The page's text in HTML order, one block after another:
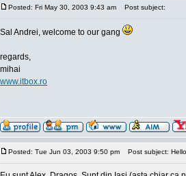
Posted: Fri May 30, 2003 9:43 am Post subject:
Sal Andrei, welcome to our gang
regards,
mihai
www.itbox.ro
Posted: Tue Jun 03, 2003 9:50 pm Post subject: